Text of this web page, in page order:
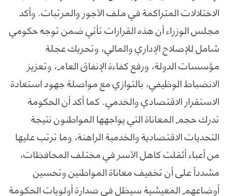
الاختلالات المتراكمة في ملف الأجور والمرتبات. وأكد
مجلس الوزراء أن هذه القرارات تأتي ضمن توجه حكومي
شامل للإصلاح الإداري والمالي، وتحريك عجلة
مؤسسات الدولة، ورفع كفاءة الإنفاق العام، وتعزيز
الانضباط الوظيفي، بالتوازي مع مواصلة جهود استعادة
الاستقرار الاقتصادي والخدمي. كما أكد أن الحكومة
تدرك حجم المعاناة التي يواجهها المواطنون نتيجة
التحديات الاقتصادية والخدمية الراهنة، وما ترتب عليها
من أعباء أثقلت كاهل الأسر في مختلف المحافظات،
مشدداً على أن تخفيف معاناة المواطنين وتحسين
أوضاعهم المعيشية سيظل في صدارة أولويات الحكومة